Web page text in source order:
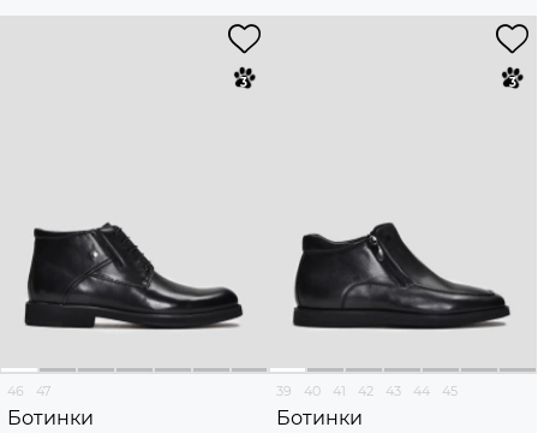
46 47
Ботинки
39 40 41 42 43 44 45
Ботинки